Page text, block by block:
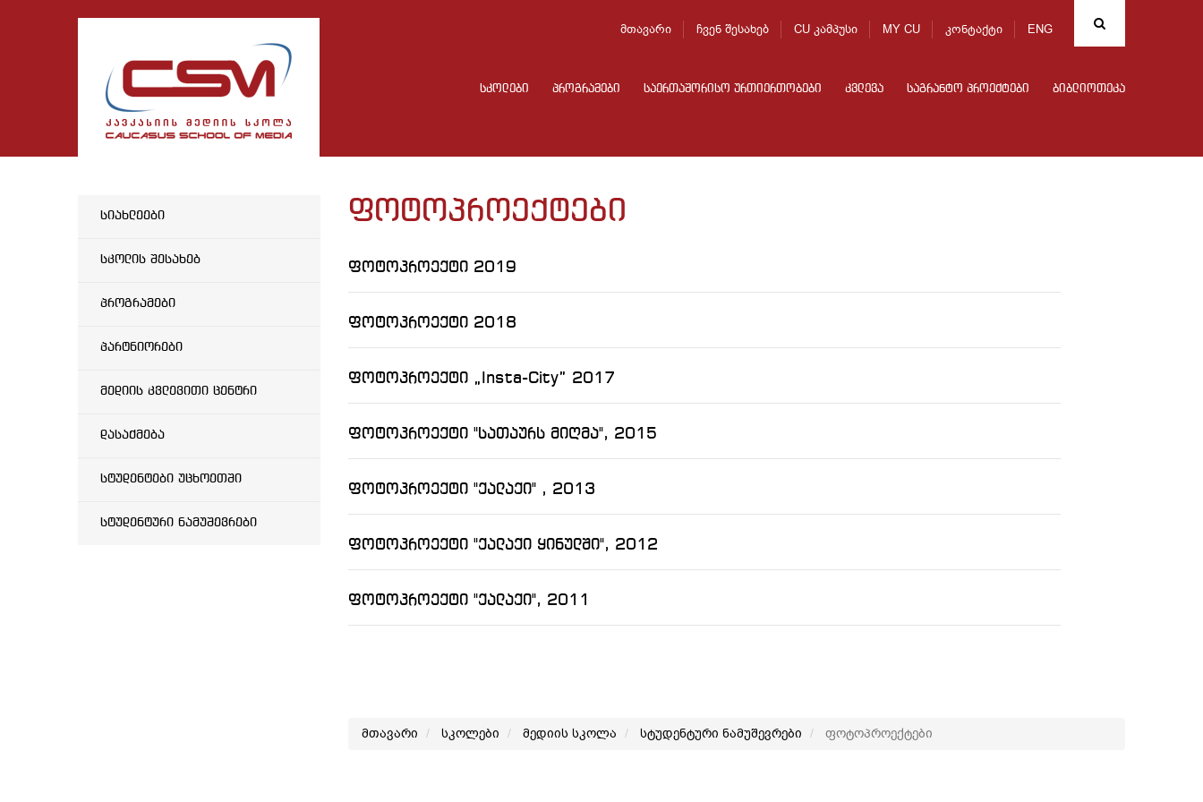
ENG
მთავარი ჩვენ შესახებ CU კამპუსი MY CU კონტაქტი
სკოლები პროგრამები საერთაშორისო ურთიერთობები კვლევა საგრანტო პროექტები ბიბლიოთეკა
სიახლეები
სკოლის შესახებ
პროგრამები
პარტნიორები
მედიის კვლევითი ცენტრი
დასაქმება
სტუდენტები უცხოეთში
სტუდენტური ნამუშევრები
ფოტოპროექტები
ფოტოპროექტი 2019
ფოტოპროექტი 2018
ფოტოპროექტი „Insta-City” 2017
ფოტოპროექტი "სათაურს მიღმა", 2015
ფოტოპროექტი "ქალაქი" , 2013
ფოტოპროექტი "ქალაქი ყინულში", 2012
ფოტოპროექტი "ქალაქი", 2011
მთავარი სკოლები მედიის სკოლა სტუდენტური ნამუშევრები ფოტოპროექტები